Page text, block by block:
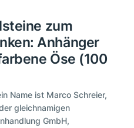
zum
Anhänger
Öse (100
Name ist Marco Schreier,
gleichnamigen
GmbH,